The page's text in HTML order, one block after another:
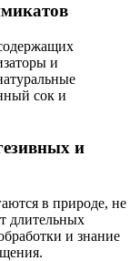
и
сок и
и
в природе, не
длительных
и знание